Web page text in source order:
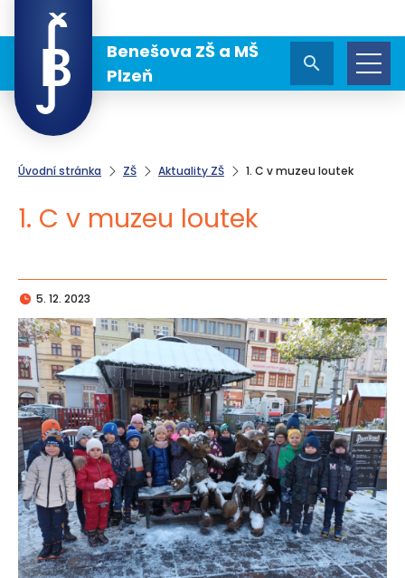
Benešova ZŠ a MŠ
Plzeň
Úvodní stránka ZŠ Aktuality ZŠ 1. C v muzeu loutek
1. C v muzeu loutek
5. 12. 2023